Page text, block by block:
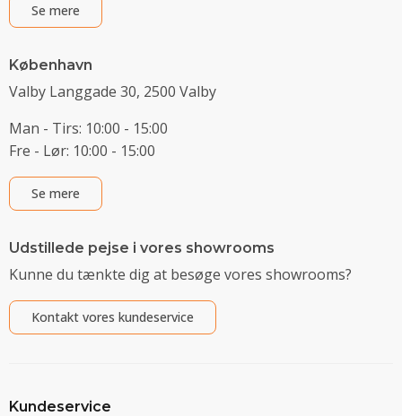
Se mere
København
Valby Langgade 30, 2500 Valby
Man - Tirs: 10:00 - 15:00
Fre - Lør: 10:00 - 15:00
Se mere
Udstillede pejse i vores showrooms
Kunne du tænkte dig at besøge vores showrooms?
Kontakt vores kundeservice
Kundeservice